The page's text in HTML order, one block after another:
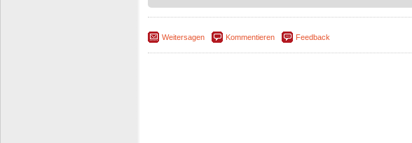
Weitersagen Kommentieren Feedback